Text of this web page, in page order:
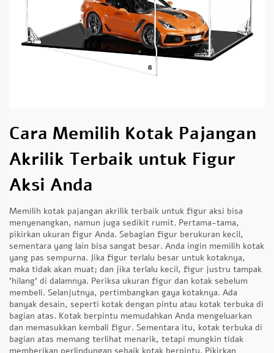
Cara Memilih Kotak Pajangan
Akrilik Terbaik untuk Figur
Aksi Anda
Memilih kotak pajangan akrilik terbaik untuk figur aksi bisa
menyenangkan, namun juga sedikit rumit. Pertama-tama,
pikirkan ukuran figur Anda. Sebagian figur berukuran kecil,
sementara yang lain bisa sangat besar. Anda ingin memilih kotak
yang pas sempurna. Jika figur terlalu besar untuk kotaknya,
maka tidak akan muat; dan jika terlalu kecil, figur justru tampak
'hilang' di dalamnya. Periksa ukuran figur dan kotak sebelum
membeli. Selanjutnya, pertimbangkan gaya kotaknya. Ada
banyak desain, seperti kotak dengan pintu atau kotak terbuka di
bagian atas. Kotak berpintu memudahkan Anda mengeluarkan
dan memasukkan kembali figur. Sementara itu, kotak terbuka di
bagian atas memang terlihat menarik, tetapi mungkin tidak